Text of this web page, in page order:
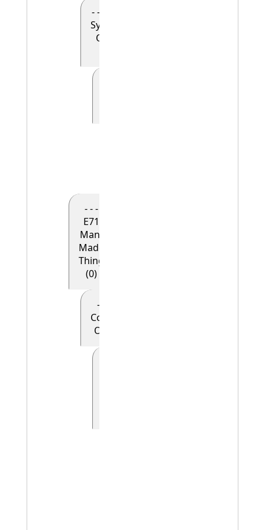
- - - - E90
Symbolic
Object
- - -
E71
Man-
Made
Thing
(0)
- - - - E28
Conceptual
Object (0)